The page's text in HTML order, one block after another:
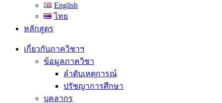
English
ไทย
หลักสูตร
เกี่ยวกับภาควิชาฯ
ข้อมูลภาควิชา
ลำดับเหตุการณ์
ปรัชญาการศึกษา
บุคลากร